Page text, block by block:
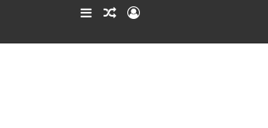
ورود نوشته تصادفی